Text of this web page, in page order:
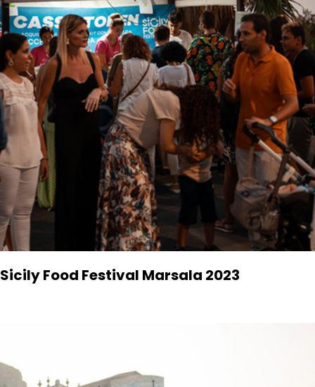
Sicily Food Festival Marsala 2023